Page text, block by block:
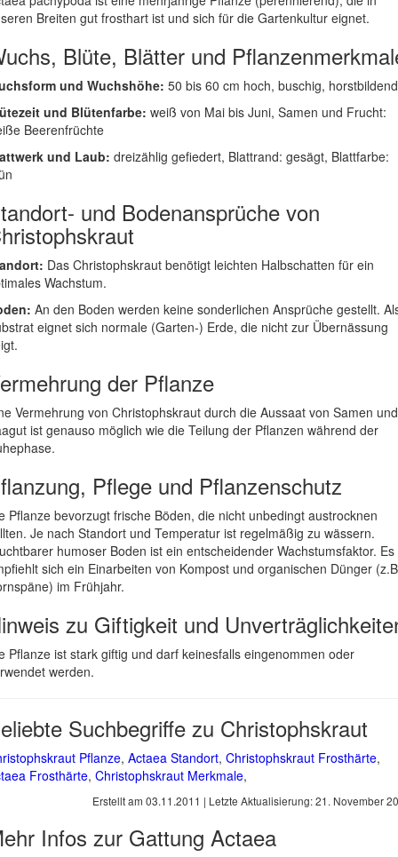
Breiten gut frosthart ist und sich für die Gartenkultur eignet.
Blüte, Blätter und
und Wuchshöhe: 50 bis 60 cm hoch, buschig, horstbildend
und Blütenfarbe: weiß von Mai bis Juni, Samen und Frucht:
Beerenfrüchte
und Laub: dreizählig gefiedert, Blattrand: gesägt, Blattfarbe:
und Bodenansprüche von
Das Christophskraut benötigt leichten Halbschatten für ein
Wachstum.
An den Boden werden keine sonderlichen Ansprüche gestellt.
eignet sich normale (Garten-) Erde, die nicht zur Übernässung
der Pflanze
Vermehrung von Christophskraut durch die Aussaat von Samen und
ist genauso möglich wie die Teilung der Pflanzen während der
Pflege und Pflanzenschutz
Pflanze bevorzugt frische Böden, die nicht unbedingt austrocknen
Je nach Standort und Temperatur ist regelmäßig zu wässern.
humoser Boden ist ein entscheidender Wachstumsfaktor. Es
sich ein Einarbeiten von Kompost und organischen Dünger
im Frühjahr.
zu Giftigkeit und
Pflanze ist stark giftig und darf keinesfalls eingenommen oder
werden.
Suchbegriffe zu Christophskraut
Pflanze, Actaea Standort, Christophskraut Frosthärte,
Frosthärte, Christophskraut Merkmale,
Erstellt am 03.11.2011 | Letzte Aktualisierung:21. November
Infos zur Gattung Actaea